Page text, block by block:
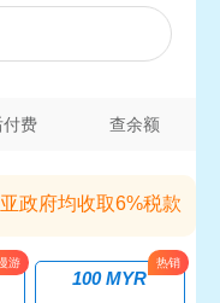
付费 查余额
政府均收取6%税款
100 MYR